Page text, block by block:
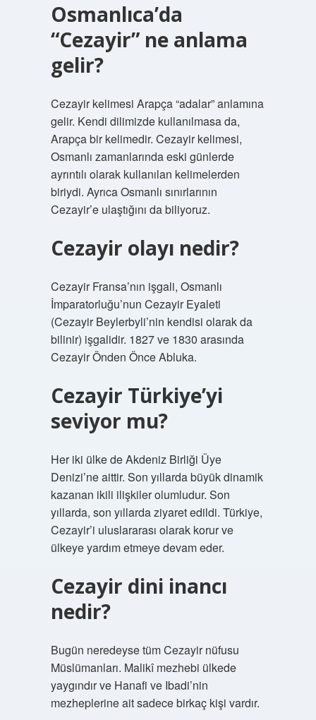
Osmanlıca’da
“Cezayir” ne anlama
gelir?
Cezayir kelimesi Arapça “adalar” anlamına
gelir. Kendi dilimizde kullanılmasa da,
Arapça bir kelimedir. Cezayir kelimesi,
Osmanlı zamanlarında eski günlerde
ayrıntılı olarak kullanılan kelimelerden
biriydi. Ayrıca Osmanlı sınırlarının
Cezayir’e ulaştığını da biliyoruz.
Cezayir olayı nedir?
Cezayir Fransa’nın işgali, Osmanlı
İmparatorluğu’nun Cezayir Eyaleti
(Cezayir Beylerbyli’nin kendisi olarak da
bilinir) işgalidir. 1827 ve 1830 arasında
Cezayir Önden Önce Abluka.
Cezayir Türkiye’yi
seviyor mu?
Her iki ülke de Akdeniz Birliği Üye
Denizi’ne aittir. Son yıllarda büyük dinamik
kazanan ikili ilişkiler olumludur. Son
yıllarda, son yıllarda ziyaret edildi. Türkiye,
Cezayir’i uluslararası olarak korur ve
ülkeye yardım etmeye devam eder.
Cezayir dini inancı
nedir?
Bugün neredeyse tüm Cezayir nüfusu
Müslümanları. Malikî mezhebi ülkede
yaygındır ve Hanafi ve Ibadi’nin
mezheplerine ait sadece birkaç kişi vardır.